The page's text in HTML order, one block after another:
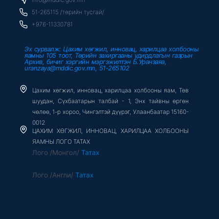
k
f
51-265115 /төрийн тусгай/
+976-11330781
Эх сурвалж: Цахим хөгжил, инновац, харилцаа холбооны
яамны 105 тоот, Төрийн захиргааны удирдлагын газрын
Архив, бичиг хэргийн мэргэжилтэн Б.Уранзаяа,
uranzaya@mddic.gov.mn, 51-265102
Цахим хөгжил, инновац, харилцаа холбооны яам, Төв
шуудан, Сүхбаатарын талбай - 1, Энх тайвны өргөн
чөлөө, 1-р хороо, Чингэлтэй дүүрэг, Улаанбаатар 15160-
0012
ЦАХИМ ХӨГЖИЛ, ИННОВАЦ, ХАРИЛЦАА ХОЛБООНЫ
ЯАМНЫ ЛОГО ТАТАХ
Лого /Монгол/ Татах
Лого /Англи/ Татах